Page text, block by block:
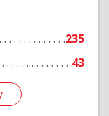
235
43